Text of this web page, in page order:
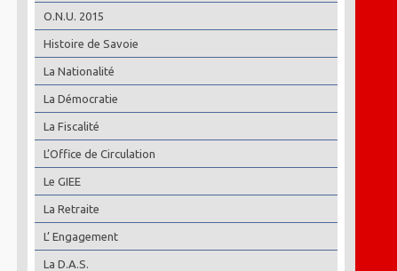
O.N.U. 2015
Histoire de Savoie
La Nationalité
La Démocratie
La Fiscalité
L’Office de Circulation
Le GIEE
La Retraite
L’ Engagement
La D.A.S.